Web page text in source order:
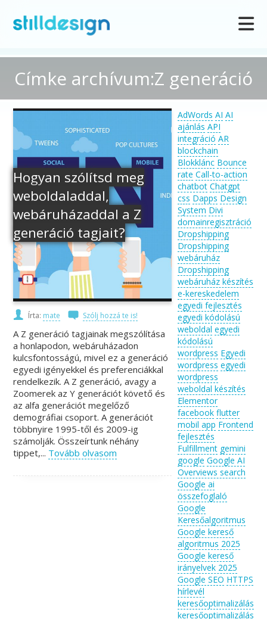
Címke archívum:Z generáció
Hogyan szólítsd meg
weboldaladdal,
webáruházaddal a Z
generáció tagjait?
Írta: mate Szólj hozzá te is!
A Z generáció tagjainak megszólítása
a honlapodon, webáruházadon
kulcsfontosságú, mivel ez a generáció
egyedi igényekkel és preferenciákkal
rendelkezik. A Z generáció, avagy a
Zoomerek az Y generációt követő és
az alfa generációt megelőző
demográfiai csoport. A generációt
többnyire 1995-től és 2009-ig
számolják. Összeírtunk néhány
tippet,... Tovább olvasom
AdWords AI AI
ajánlás API
integráció AR
blockchain
Blokklánc Bounce
rate Call-to-action
chatbot Chatgpt
css Dapps Design
System Divi
domainregisztráció
Dropshipping
Dropshipping
webáruház
Dropshipping
webáruház készítés
e-kereskedelem
egyedi fejlesztés
egyedi kódolású
weboldal egyedi
kódolású
wordpress Egyedi
wordpress egyedi
wordpress
weboldal készítés
Elementor
facebook flutter
mobil app Frontend
fejlesztés
Fulfillment gemini
google Google AI
Overviews search
Google ai
összefoglaló
Google
Keresőalgoritmus
Google kereső
algoritmus 2025
Google kereső
irányelvek 2025
Google SEO HTTPS
hírlevél
keresőoptimalizálás
keresőoptimalizálás